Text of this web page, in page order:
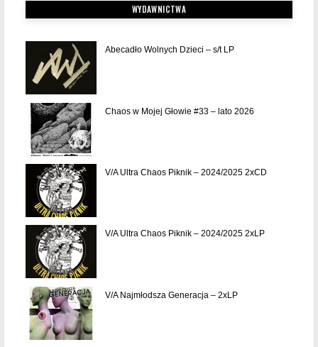
WYDAWNICTWA
Abecadło Wolnych Dzieci – s/t LP
Chaos w Mojej Głowie #33 – lato 2026
V/A Ultra Chaos Piknik – 2024/2025 2xCD
V/A Ultra Chaos Piknik – 2024/2025 2xLP
V/A Najmłodsza Generacja – 2xLP